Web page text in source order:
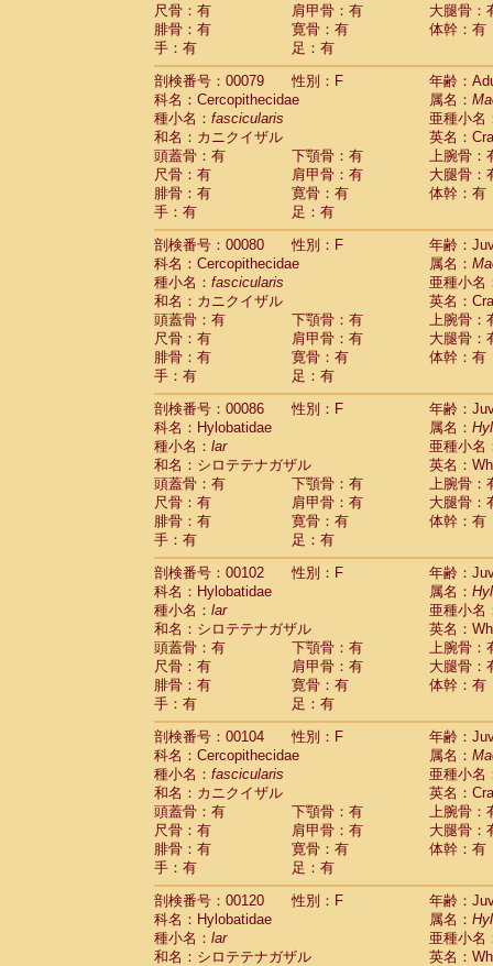
尺骨：有
肩甲骨：有
大腿骨：
腓骨：有
寛骨：有
体幹：有
手：有
足：有
剖検番号：00079
性別：F
年齢：
科名：Cercopithecidae
属名：
種小名： fascicularis
亜種小名
和名：カニクイザル
英名：
頭蓋骨：有
下顎骨：有
上腕骨：
尺骨：有
肩甲骨：有
大腿骨：
腓骨：有
寛骨：有
体幹：有
手：有
足：有
剖検番号：00080
性別：F
年齢：
科名：Cercopithecidae
属名：
種小名： fascicularis
亜種小名
和名：カニクイザル
英名：
頭蓋骨：有
下顎骨：有
上腕骨：
尺骨：有
肩甲骨：有
大腿骨：
腓骨：有
寛骨：有
体幹：有
手：有
足：有
剖検番号：00086
性別：F
年齢：
科名：Hylobatidae
属名：
種小名： lar
亜種小名
和名：シロテテナガザル
英名：
頭蓋骨：有
下顎骨：有
上腕骨：
尺骨：有
肩甲骨：有
大腿骨：
腓骨：有
寛骨：有
体幹：有
手：有
足：有
剖検番号：00102
性別：F
年齢：
科名：Hylobatidae
属名：
種小名： lar
亜種小名
和名：シロテテナガザル
英名：
頭蓋骨：有
下顎骨：有
上腕骨：
尺骨：有
肩甲骨：有
大腿骨：
腓骨：有
寛骨：有
体幹：有
手：有
足：有
剖検番号：00104
性別：F
年齢：
科名：Cercopithecidae
属名：
種小名： fascicularis
亜種小名
和名：カニクイザル
英名：
頭蓋骨：有
下顎骨：有
上腕骨：
尺骨：有
肩甲骨：有
大腿骨：
腓骨：有
寛骨：有
体幹：有
手：有
足：有
剖検番号：00120
性別：F
年齢：
科名：Hylobatidae
属名：
種小名： lar
亜種小名
和名：シロテテナガザル
英名：